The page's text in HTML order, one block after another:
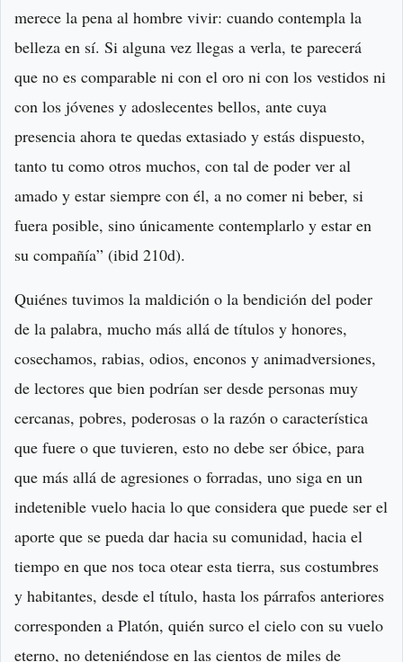
merece la pena al hombre vivir: cuando contempla la
belleza en sí. Si alguna vez llegas a verla, te parecerá
que no es comparable ni con el oro ni con los vestidos ni
con los jóvenes y adoslecentes bellos, ante cuya
presencia ahora te quedas extasiado y estás dispuesto,
tanto tu como otros muchos, con tal de poder ver al
amado y estar siempre con él, a no comer ni beber, si
fuera posible, sino únicamente contemplarlo y estar en
su compañía” (ibid 210d).
Quiénes tuvimos la maldición o la bendición del poder
de la palabra, mucho más allá de títulos y honores,
cosechamos, rabias, odios, enconos y animadversiones,
de lectores que bien podrían ser desde personas muy
cercanas, pobres, poderosas o la razón o característica
que fuere o que tuvieren, esto no debe ser óbice, para
que más allá de agresiones o forradas, uno siga en un
indetenible vuelo hacia lo que considera que puede ser el
aporte que se pueda dar hacia su comunidad, hacia el
tiempo en que nos toca otear esta tierra, sus costumbres
y habitantes, desde el título, hasta los párrafos anteriores
corresponden a Platón, quién surco el cielo con su vuelo
eterno, no deteniéndose en las cientos de miles de